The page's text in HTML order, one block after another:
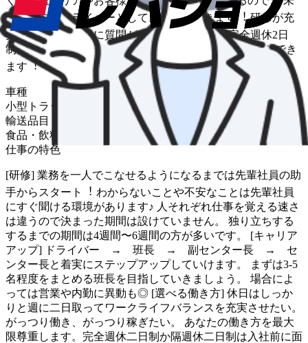
経験の⽅もドライバーとしてスタートできます︕ 研修が充
実しており、気軽に質問ができる環境です︕ 完全週休2⽇
制、隔週休2⽇制でライフスタイルに合わせた働き⽅ができ
ます︕
車種
小型トラック
輸送品目
食品・飲料・菓子
仕事の特色
[研修] 業務を⼀⼈でこなせるようになるまでは先輩社員の助
⼿からスタート︕ わからないことや不安なことは先輩社員
にすぐ聞ける環境があります♪ ⼈それぞれ仕事を覚える速さ
は違うので決まった期間は設けていません。 独り⽴ちする
するまでの期間は4週間〜6週間の⽅が多いです。 [キャリア
アップ] ドライバー → 班⻑ → 副センター⻑ → セ
ンター⻑と着実にステップアップしていけます。 まずは3-5
名程度をまとめる班⻑を⽬指していきましょう。 場合によ
っては営業や内勤に異動も◎ [選べる働き⽅] 休⽇はしっか
りと週に⼆⽇取ってワークライフバランスを充実させたい。
がっつり働き、がっつり稼ぎたい。 あなたの働き⽅を最⼤
限尊重します。完全週休⼆⽇制か隔週休⼆⽇制は⼊社前に⾯